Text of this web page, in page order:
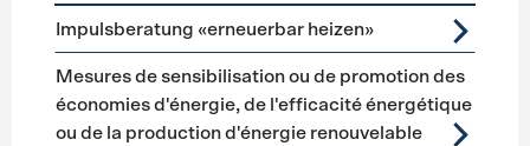
Förderprogramme Beratung
Impulsberatung «erneuerbar heizen»
Mesures de sensibilisation ou de promotion des
économies d'énergie, de l'efficacité énergétique
ou de la production d'énergie renouvelable